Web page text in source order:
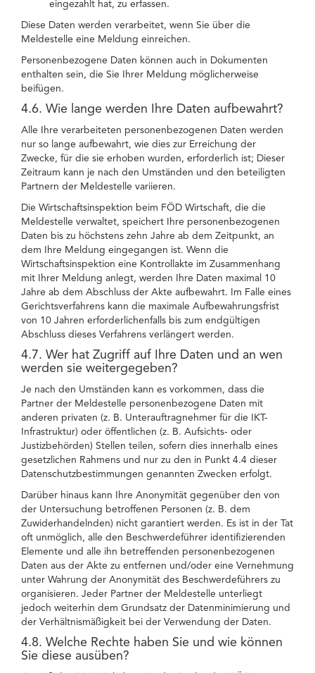
eingezahlt hat, zu erfassen.
Diese Daten werden verarbeitet, wenn Sie über die
Meldestelle eine Meldung einreichen.
Personenbezogene Daten können auch in Dokumenten
enthalten sein, die Sie Ihrer Meldung möglicherweise
beifügen.
4.6. Wie lange werden Ihre Daten aufbewahrt?
Alle Ihre verarbeiteten personenbezogenen Daten werden
nur so lange aufbewahrt, wie dies zur Erreichung der
Zwecke, für die sie erhoben wurden, erforderlich ist; Dieser
Zeitraum kann je nach den Umständen und den beteiligten
Partnern der Meldestelle variieren.
Die Wirtschaftsinspektion beim FÖD Wirtschaft, die die
Meldestelle verwaltet, speichert Ihre personenbezogenen
Daten bis zu höchstens zehn Jahre ab dem Zeitpunkt, an
dem Ihre Meldung eingegangen ist. Wenn die
Wirtschaftsinspektion eine Kontrollakte im Zusammenhang
mit Ihrer Meldung anlegt, werden Ihre Daten maximal 10
Jahre ab dem Abschluss der Akte aufbewahrt. Im Falle eines
Gerichtsverfahrens kann die maximale Aufbewahrungsfrist
von 10 Jahren erforderlichenfalls bis zum endgültigen
Abschluss dieses Verfahrens verlängert werden.
4.7. Wer hat Zugriff auf Ihre Daten und an wen
werden sie weitergegeben?
Je nach den Umständen kann es vorkommen, dass die
Partner der Meldestelle personenbezogene Daten mit
anderen privaten (z. B. Unterauftragnehmer für die IKT-
Infrastruktur) oder öffentlichen (z. B. Aufsichts- oder
Justizbehörden) Stellen teilen, sofern dies innerhalb eines
gesetzlichen Rahmens und nur zu den in Punkt 4.4 dieser
Datenschutzbestimmungen genannten Zwecken erfolgt.
Darüber hinaus kann Ihre Anonymität gegenüber den von
der Untersuchung betroffenen Personen (z. B. dem
Zuwiderhandelnden) nicht garantiert werden. Es ist in der Tat
oft unmöglich, alle den Beschwerdeführer identifizierenden
Elemente und alle ihn betreffenden personenbezogenen
Daten aus der Akte zu entfernen und/oder eine Vernehmung
unter Wahrung der Anonymität des Beschwerdeführers zu
organisieren. Jeder Partner der Meldestelle unterliegt
jedoch weiterhin dem Grundsatz der Datenminimierung und
der Verhältnismäßigkeit bei der Verwendung der Daten.
4.8. Welche Rechte haben Sie und wie können
Sie diese ausüben?